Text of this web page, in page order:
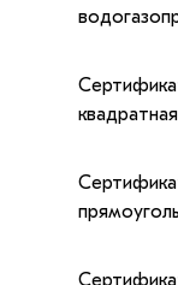
квадратная